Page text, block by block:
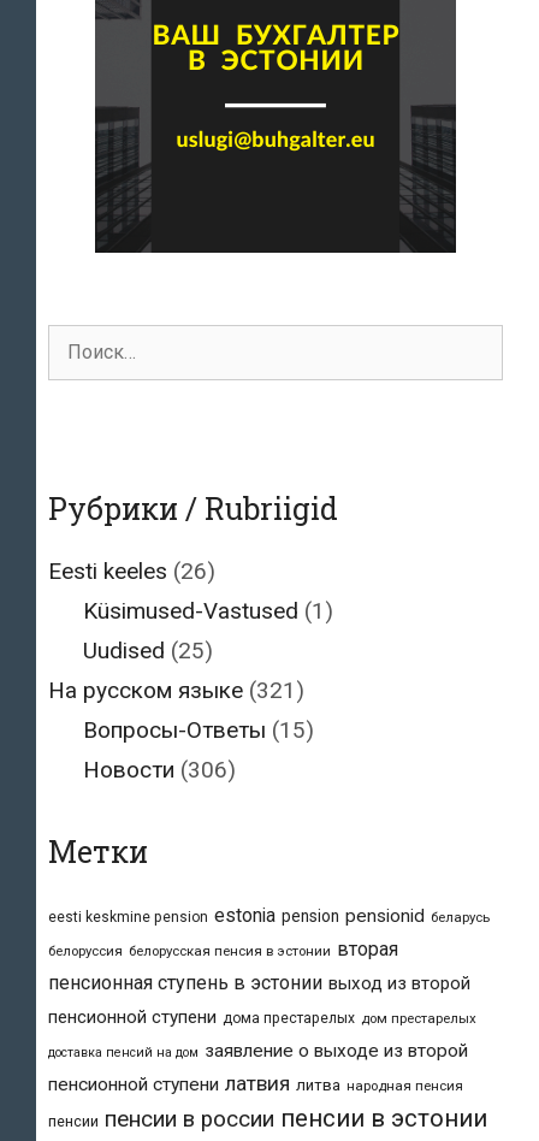
Поиск
для:
Рубрики / Rubriigid
Eesti keeles (26)
Küsimused-Vastused (1)
Uudised (25)
На русском языке (321)
Вопросы-Ответы (15)
Новости (306)
Метки
eesti keskmine pension estonia pension pensionid беларусь
белоруссия белорусская пенсия в эстонии вторая
пенсионная ступень в эстонии выход из второй
пенсионной ступени дома престарелых дом престарелых
доставка пенсий на дом заявление о выходе из второй
пенсионной ступени латвия литва народная пенсия
пенсии пенсии в россии пенсии в эстонии